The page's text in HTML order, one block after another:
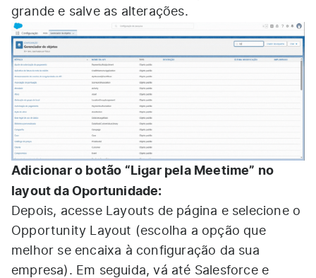
grande e salve as alterações.
Adicionar o botão “Ligar pela Meetime” no
layout da Oportunidade:
Depois, acesse Layouts de página e selecione o
Opportunity Layout (escolha a opção que
melhor se encaixa à configuração da sua
empresa). Em seguida, vá até Salesforce e